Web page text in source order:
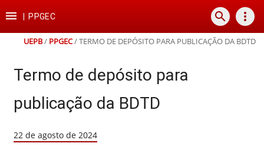
para
conteúdo
para
para
para
rodapé
 PPGEC search more_vert
UEPB/ PPGEC/TERMO DE DEPÓSITO PARA PUBLICAÇÃO DA BDTD
Termo de depósito para
publicação da BDTD
22 de agosto de 2024